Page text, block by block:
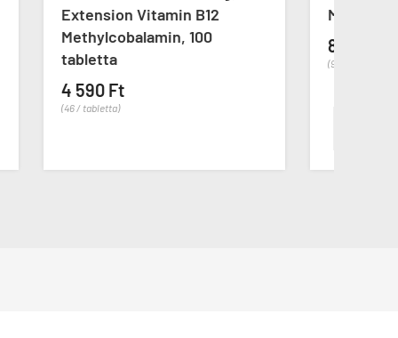
Methyl Folate, 90 tabletta
8 290 Ft
(92 / tabletta)